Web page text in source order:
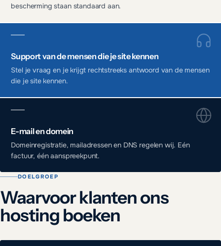
bescherming staan standaard aan.
Support van de mensen die je site kennen
Stel je vraag en je krijgt rechtstreeks antwoord van de mensen
die je site kennen.
E-mail en domein
Domeinregistratie, mailadressen en DNS regelen wij. Eén
factuur, één aanspreekpunt.
DOELGROEP
Waarvoor klanten ons
hosting boeken